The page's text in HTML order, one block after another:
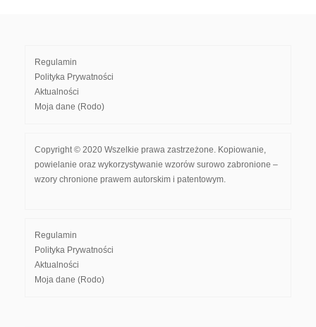
Regulamin
Polityka Prywatności
Aktualności
Moja dane (Rodo)
Copyright © 2020 Wszelkie prawa zastrzeżone. Kopiowanie,
powielanie oraz wykorzystywanie wzorów surowo zabronione –
wzory chronione prawem autorskim i patentowym.
Regulamin
Polityka Prywatności
Aktualności
Moja dane (Rodo)